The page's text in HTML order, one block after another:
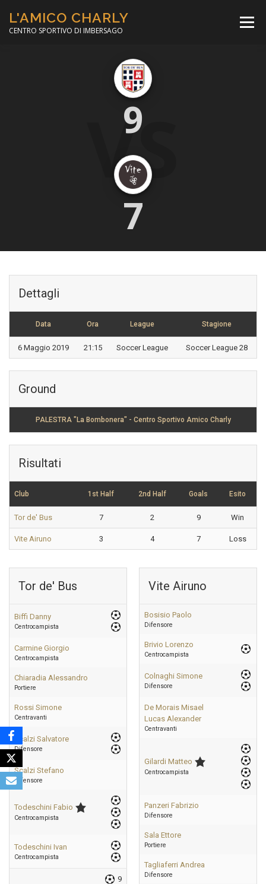
contenuto
L'AMICO CHARLY
CENTRO SPORTIVO DI IMBERSAGO
Menù
CORSO CALCIO A 5
MINIBASKET
VS
9
7
Dettagli
Data Ora League Stagione
6 Maggio 2019 21:15 Soccer League Soccer League 28
Ground
PALESTRA "La Bombonera" - Centro Sportivo Amico Charly
Risultati
Club 1st Half 2nd Half Goals Esito
Tor de' Bus 7 2 9 Win
Vite Airuno 3 4 7 Loss
Tor de' Bus
Biffi Danny
Centrocampista
Carmine Giorgio
Centrocampista
Chiaradia Alessandro
Portiere
Rossi Simone
Centravanti
Scalzi Salvatore
Difensore
Scalzi Stefano
Difensore
Todeschini Fabio
Centrocampista
Todeschini Ivan
Centrocampista
9
Vite Airuno
Bosisio Paolo
Difensore
Brivio Lorenzo
Centrocampista
Colnaghi Simone
Difensore
De Morais Misael
Lucas Alexander
Centravanti
Gilardi Matteo
Centrocampista
Panzeri Fabrizio
Difensore
Sala Ettore
Portiere
Tagliaferri Andrea
Difensore